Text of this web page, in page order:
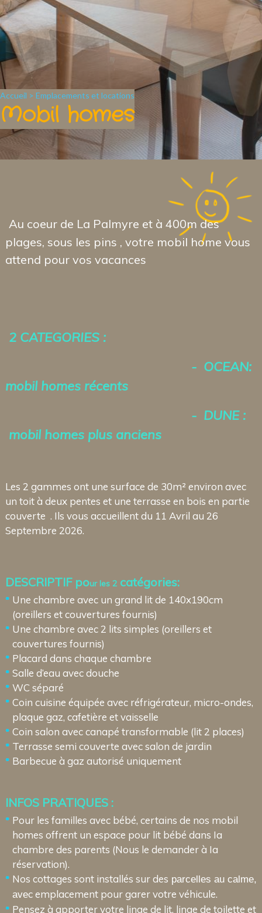
Accueil > Emplacements et locations
Mobil homes
Au coeur de La Palmyre et à 400m des
plages, sous les pins , votre mobil home vous
attend pour vos vacances
2 CATEGORIES :
- OCEAN:
mobil homes récents
- DUNE :
mobil homes plus anciens
Les 2 gammes ont une surface de 30m² environ avec
un toit à deux pentes et une terrasse en bois en partie
couverte . Ils vous accueillent du 11 Avril au 26
Septembre 2026.
DESCRIPTIF pour les 2catégories:
Une chambre avec un grand lit de 140x190cm
(oreillers et couvertures fournis)
Une chambre avec 2 lits simples (oreillers et
couvertures fournis)
Placard dans chaque chambre
Salle d’eau avec douche
WC séparé
Coin cuisine équipée avec réfrigérateur, micro-ondes,
plaque gaz, cafetière et vaisselle
Coin salon avec canapé transformable (lit 2 places)
Terrasse semi couverte avec salon de jardin
Barbecue à gaz autorisé uniquement
INFOS PRATIQUES :
Pour les familles avec bébé, certains de nos mobil
homes offrent un espace pour lit bébé dans Ia
chambre des parents (Nous le demander à Ia
réservation).
Nos cottages sont installés sur des parcelles au calme,
avec emplacement pour garer votre véhicule.
Pensez à apporter votre linge de lit, linge de toilette et